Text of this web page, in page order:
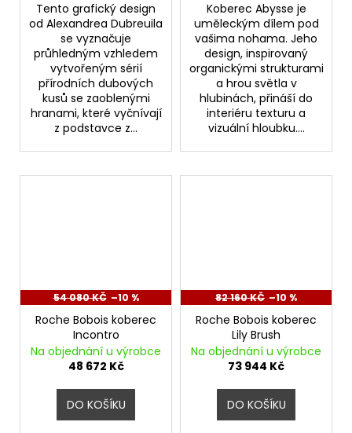
Tento grafický design
od Alexandrea Dubreuila
se vyznačuje
průhledným vzhledem
vytvořeným sérií
přírodních dubových
kusů se zaoblenými
hranami, které vyčnívají
z podstavce z...
Koberec Abysse je
uměleckým dílem pod
vašima nohama. Jeho
design, inspirovaný
organickými strukturami
a hrou světla v
hlubinách, přináší do
interiéru texturu a
vizuální hloubku....
54 080 KČ –10 %
Roche Bobois koberec
Incontro
Na objednání u výrobce
48 672 Kč
DO KOŠÍKU
82 160 KČ –10 %
Roche Bobois koberec
Lily Brush
Na objednání u výrobce
73 944 Kč
DO KOŠÍKU